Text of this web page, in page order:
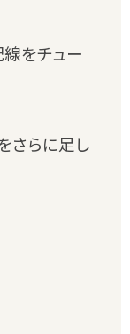
をチュー
さらに足し